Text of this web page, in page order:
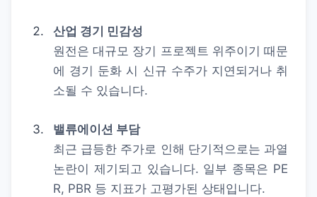
산업 경기 민감성
원전은 대규모 장기 프로젝트 위주이기 때문
에 경기 둔화 시 신규 수주가 지연되거나 취
소될 수 있습니다.
밸류에이션 부담
최근 급등한 주가로 인해 단기적으로는 과열
논란이 제기되고 있습니다. 일부 종목은 PE
R, PBR 등 지표가 고평가된 상태입니다.